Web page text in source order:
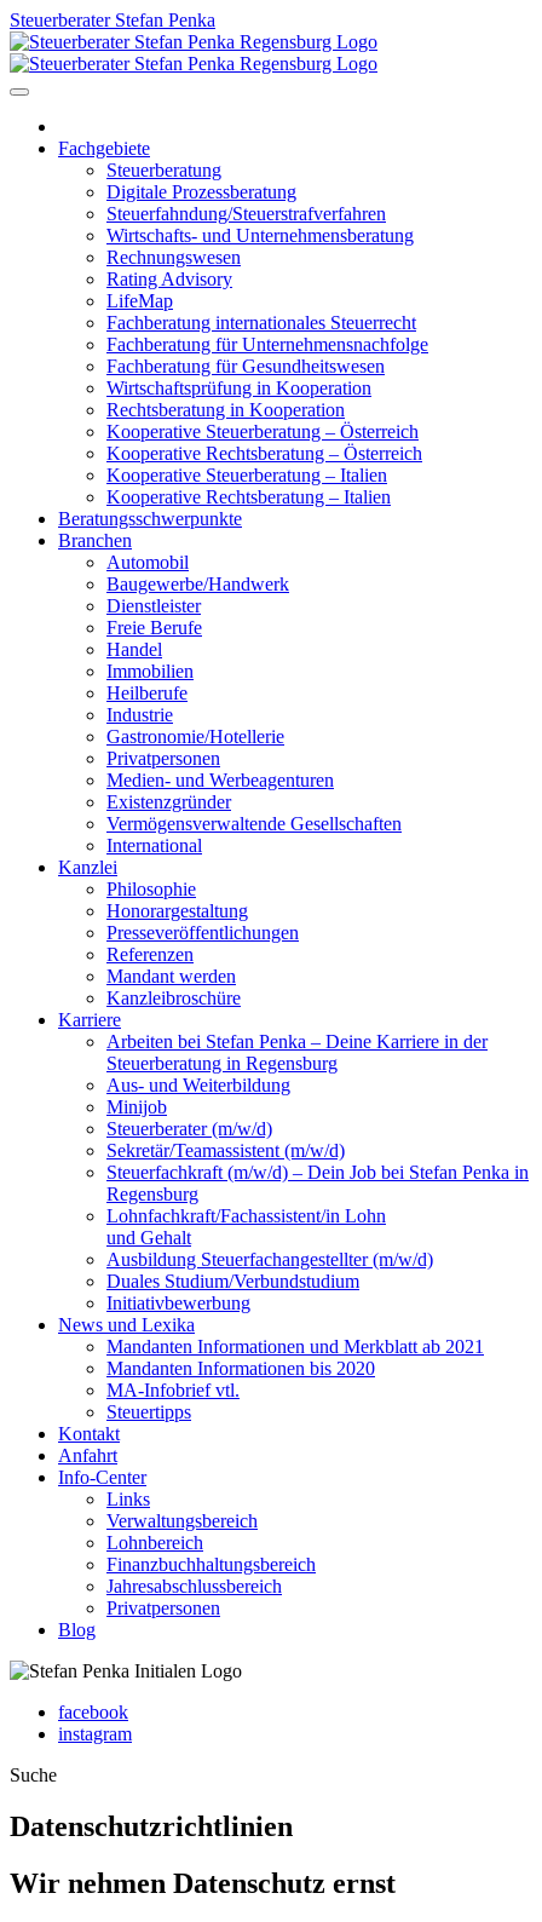
Skip
to
content
Steuerberater Stefan Penka
Fachgebiete
Steuerberatung
Digitale Prozessberatung
Steuerfahndung/Steuerstrafverfahren
Wirtschafts- und Unternehmensberatung
Rechnungswesen
Rating Advisory
LifeMap
Fachberatung internationales Steuerrecht
Fachberatung für Unternehmensnachfolge
Fachberatung für Gesundheitswesen
Wirtschaftsprüfung in Kooperation
Rechtsberatung in Kooperation
Kooperative Steuerberatung – Österreich
Kooperative Rechtsberatung – Österreich
Kooperative Steuerberatung – Italien
Kooperative Rechtsberatung – Italien
Beratungsschwerpunkte
Branchen
Automobil
Baugewerbe/Handwerk
Dienstleister
Freie Berufe
Handel
Immobilien
Heilberufe
Industrie
Gastronomie/Hotellerie
Privatpersonen
Medien- und Werbeagenturen
Existenzgründer
Vermögensverwaltende Gesellschaften
International
Kanzlei
Philosophie
Honorargestaltung
Presseveröffentlichungen
Referenzen
Mandant werden
Kanzleibroschüre
Karriere
Arbeiten bei Stefan Penka – Deine Karriere in der
Steuerberatung in Regensburg
Aus- und Weiterbildung
Minijob
Steuerberater (m/w/d)
Sekretär/Teamassistent (m/w/d)
Steuerfachkraft (m/w/d) – Dein Job bei Stefan Penka in
Regensburg
Lohnfachkraft/Fachassistent/in Lohn
und Gehalt
Ausbildung Steuerfachangestellter (m/w/d)
Duales Studium/Verbundstudium
Initiativbewerbung
News und Lexika
Mandanten Informationen und Merkblatt ab 2021
Mandanten Informationen bis 2020
MA-Infobrief vtl.
Steuertipps
Kontakt
Anfahrt
Info-Center
Links
Verwaltungsbereich
Lohnbereich
Finanzbuchhaltungsbereich
Jahresabschlussbereich
Privatpersonen
Blog
facebook
instagram
Suche
Datenschutzrichtlinien
Wir nehmen Datenschutz ernst